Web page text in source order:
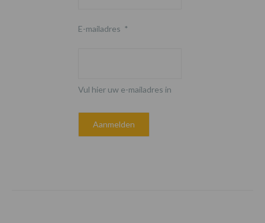
E-mailadres *
Vul hier uw e-mailadres in